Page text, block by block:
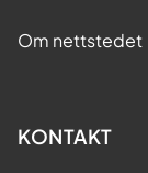
Om nettstedet
KONTAKT